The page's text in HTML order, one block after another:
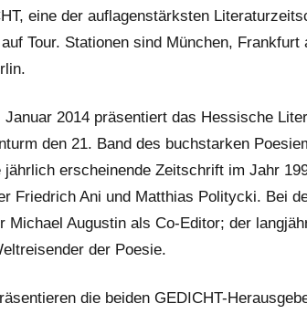
eine der auflagenstärksten
auf Tour. Stationen sind München,
Januar 2014 präsentiert das Hessische
den 21. Band des buchstarken
erscheinende Zeitschrift im Jahr
Friedrich Ani und Matthias Politycki. Bei
Michael Augustin als Co-Editor; der
der Poesie.
die beiden GEDICHT-